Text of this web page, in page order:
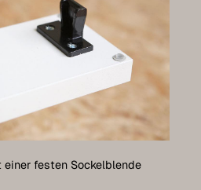
festen Sockelblende